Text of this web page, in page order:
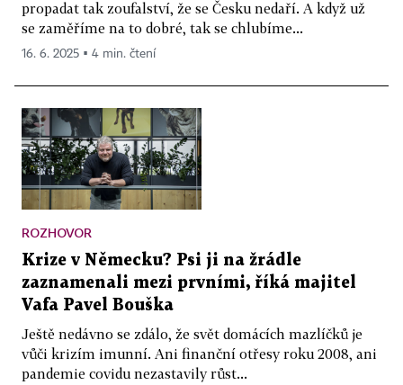
propadat tak zoufalství, že se Česku nedaří. A když už
se zaměříme na to dobré, tak se chlubíme...
16. 6. 2025 ▪ 4 min. čtení
ROZHOVOR
Krize v Německu? Psi ji na žrádle
zaznamenali mezi prvními, říká majitel
Vafa Pavel Bouška
Ještě nedávno se zdálo, že svět domácích mazlíčků je
vůči krizím imunní. Ani finanční otřesy roku 2008, ani
pandemie covidu nezastavily růst...